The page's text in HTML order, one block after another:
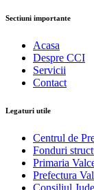
Sectiuni importante
Acasa
Despre CCI
Servicii
Contact
Legaturi utile
Centrul de
Fonduri
Primaria
Prefectura
Consiliul